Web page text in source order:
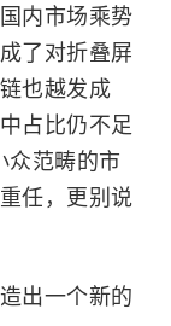
内市场乘势
了对折叠屏
也越发成
占比仍不足
众范畴的市
任，更别说
出一个新的